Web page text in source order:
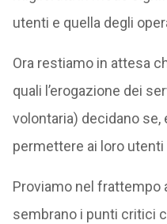
utenti e quella degli
Ora restiamo in attesa
quali l’erogazione dei
volontaria) decidano se,
permettere ai loro
Proviamo nel frattempo
sembrano i punti critici